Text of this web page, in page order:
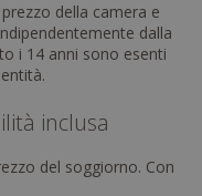
della camera e
dalla
i 14 anni sono esenti
inclusa
del soggiorno. Con